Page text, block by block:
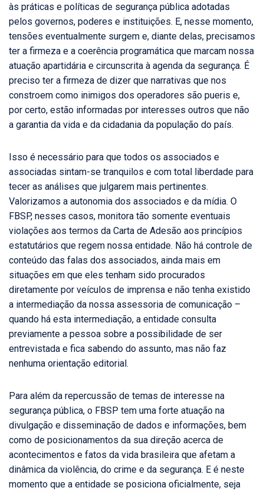
às práticas e políticas de segurança pública adotadas
pelos governos, poderes e instituições. E, nesse momento,
tensões eventualmente surgem e, diante delas, precisamos
ter a firmeza e a coerência programática que marcam nossa
atuação apartidária e circunscrita à agenda da segurança. É
preciso ter a firmeza de dizer que narrativas que nos
constroem como inimigos dos operadores são pueris e,
por certo, estão informadas por interesses outros que não
a garantia da vida e da cidadania da população do país.
Isso é necessário para que todos os associados e
associadas sintam-se tranquilos e com total liberdade para
tecer as análises que julgarem mais pertinentes.
Valorizamos a autonomia dos associados e da mídia. O
FBSP, nesses casos, monitora tão somente eventuais
violações aos termos da Carta de Adesão aos princípios
estatutários que regem nossa entidade. Não há controle de
conteúdo das falas dos associados, ainda mais em
situações em que eles tenham sido procurados
diretamente por veículos de imprensa e não tenha existido
a intermediação da nossa assessoria de comunicação –
quando há esta intermediação, a entidade consulta
previamente a pessoa sobre a possibilidade de ser
entrevistada e fica sabendo do assunto, mas não faz
nenhuma orientação editorial.
Para além da repercussão de temas de interesse na
segurança pública, o FBSP tem uma forte atuação na
divulgação e disseminação de dados e informações, bem
como de posicionamentos da sua direção acerca de
acontecimentos e fatos da vida brasileira que afetam a
dinâmica da violência, do crime e da segurança. E é neste
momento que a entidade se posiciona oficialmente, seja